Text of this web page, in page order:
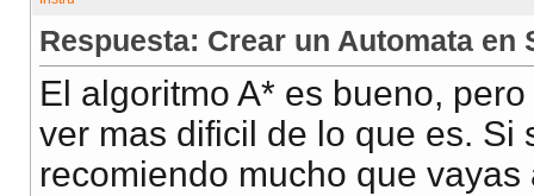
Respuesta: Crear un Automata en
El algoritmo A* es bueno,
ver mas dificil de lo que es. Si
recomiendo mucho que vayas